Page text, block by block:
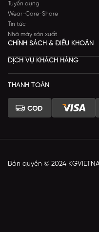
Tuyển dụng
Wear-Care-Share
Tin tức
Nhà máy sản xuất
CHÍNH SÁCH & ĐIỀU KHOẢN
DỊCH VỤ KHÁCH HÀNG
THANH TOÁN
Bản quyền © 2024